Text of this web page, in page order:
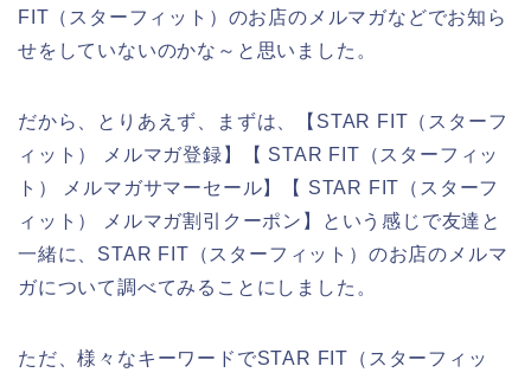
FIT（スターフィット）のお店のメルマガなどでお知ら
せをしていないのかな～と思いました。
だから、とりあえず、まずは、【STAR FIT（スターフ
ィット） メルマガ登録】【 STAR FIT（スターフィッ
ト） メルマガサマーセール】【 STAR FIT（スターフ
ィット） メルマガ割引クーポン】という感じで友達と
一緒に、STAR FIT（スターフィット）のお店のメルマ
ガについて調べてみることにしました。
ただ、様々なキーワードでSTAR FIT（スターフィッ